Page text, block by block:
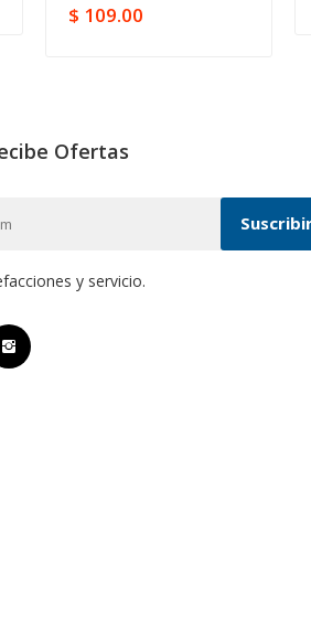
$ 109.00
Ofertas
y servicio.